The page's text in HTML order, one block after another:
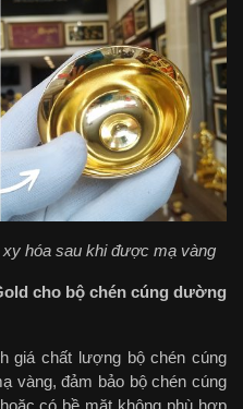
hóa sau khi được mạ vàng
cho bộ chén cúng dường
giá chất lượng bộ chén cúng
vàng, đảm bảo bộ chén cúng
có bề mặt không phù hợp